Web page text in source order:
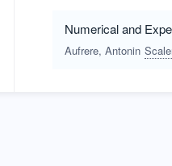
Numerical and
Aufrere, Antonin